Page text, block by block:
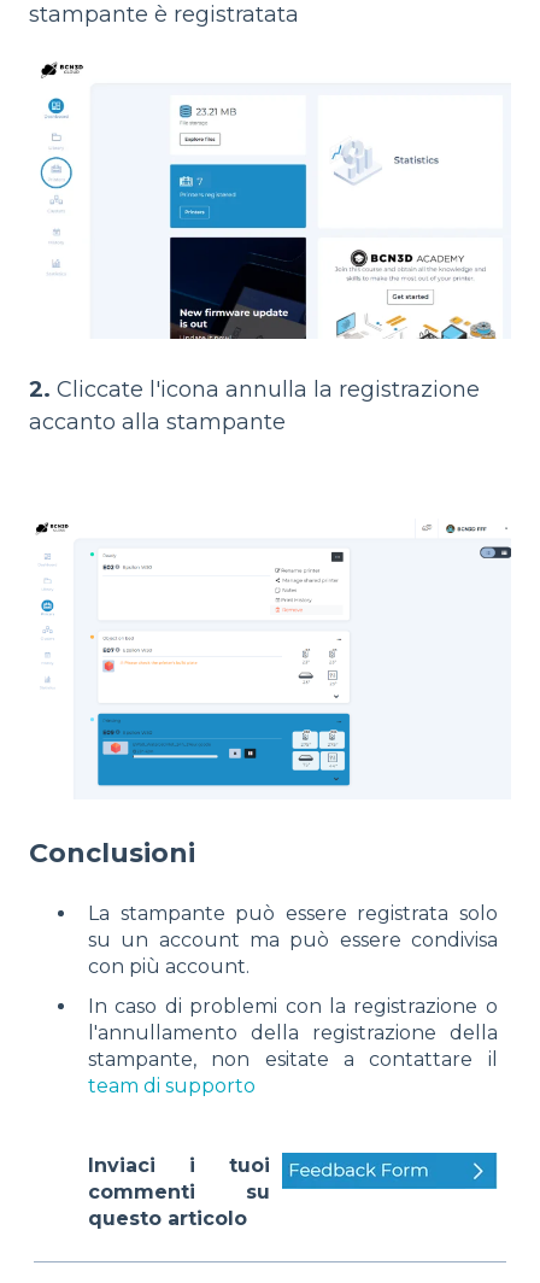
stampante è registratata
2. Cliccate l'icona annulla la registrazione
accanto alla stampante
Conclusioni
La stampante può essere registrata solo
su un account ma può essere condivisa
con più account.
In caso di problemi con la registrazione o
l'annullamento della registrazione della
stampante, non esitate a contattare il
team di supporto
Inviaci i tuoi
commenti su
questo articolo